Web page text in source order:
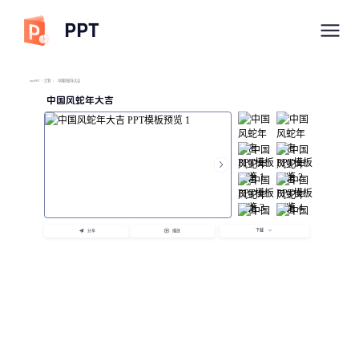
PPT
imyPPT / 计划 / 中国风蛇年大吉
中国风蛇年大吉
分享 播放 下载